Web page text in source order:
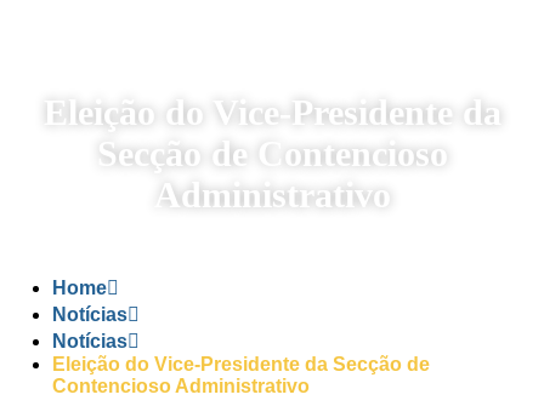
Eleição do Vice-Presidente da
Secção de Contencioso
Administrativo
Home
Notícias
Notícias
Eleição do Vice-Presidente da Secção de
Contencioso Administrativo